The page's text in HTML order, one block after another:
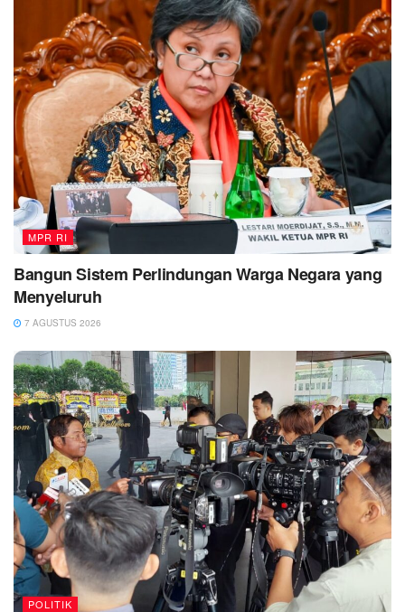
MPR RI
Bangun Sistem Perlindungan Warga Negara yang
Menyeluruh
7 AGUSTUS 2026
POLITIK